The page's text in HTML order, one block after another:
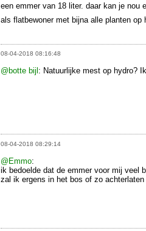
een emmer van 18 liter. daar kan je nou
als flatbewoner met bijna alle planten
08-04-2018 08:16:48
@botte bijl : Natuurlijke mest op hydro?
08-04-2018 08:29:14
@Emmo:
ik bedoelde dat de emmer voor mij veel
zal ik ergens in het bos of zo achterlaten